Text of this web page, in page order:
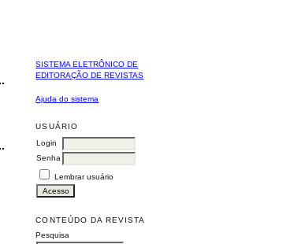
SISTEMA ELETRÔNICO DE
EDITORAÇÃO DE REVISTAS
Ajuda do sistema
USUÁRIO
Login
Senha
Lembrar usuário
CONTEÚDO DA REVISTA
Pesquisa